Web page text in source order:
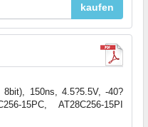
kaufen
150ns, 4.5?5.5V, -40?
15PC, AT28C256-15PI